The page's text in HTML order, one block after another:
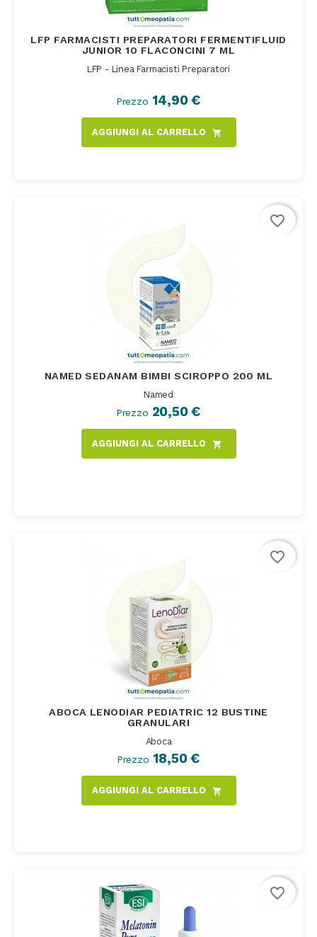
LFP FARMACISTI PREPARATORI FERMENTIFLUID
JUNIOR 10 FLACONCINI 7 ML
LFP - Linea Farmacisti Preparatori
Prezzo 14,90 €
AGGIUNGI AL CARRELLO shopping_cart
NAMED SEDANAM BIMBI SCIROPPO 200 ML
Named
Prezzo 20,50 €
AGGIUNGI AL CARRELLO shopping_cart
favorite_border
ABOCA LENODIAR PEDIATRIC 12 BUSTINE
GRANULARI
Aboca
Prezzo 18,50 €
AGGIUNGI AL CARRELLO shopping_cart
favorite_border
favorite_border